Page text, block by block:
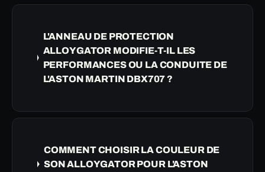
L'ANNEAU DE PROTECTION
ALLOYGATOR MODIFIE-T-IL LES
PERFORMANCES OU LA CONDUITE DE
L'ASTON MARTIN DBX707 ?
COMMENT CHOISIR LA COULEUR DE
SON ALLOYGATOR POUR L'ASTON